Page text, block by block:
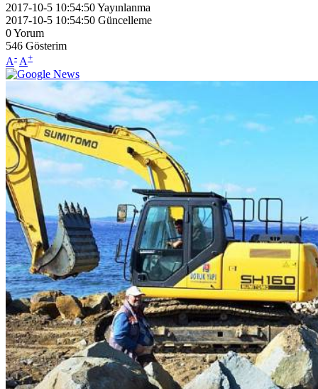
2017-10-5 10:54:50Yayınlanma
2017-10-5 10:54:50 Güncelleme
0Yorum
546 Gösterim
A- A+